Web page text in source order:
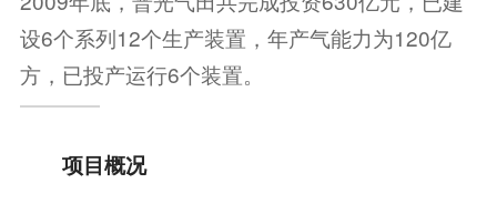
设6个系列12个生产装置，年产气能力为120亿
方，已投产运行6个装置。
项目概况